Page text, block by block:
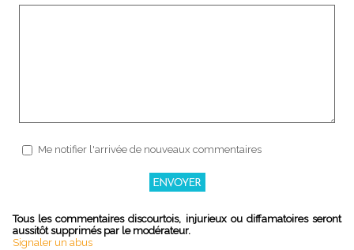
Me notifier l'arrivée de nouveaux commentaires
Tous les commentaires discourtois, injurieux ou diffamatoires seront
aussitôt supprimés par le modérateur.
Signaler un abus